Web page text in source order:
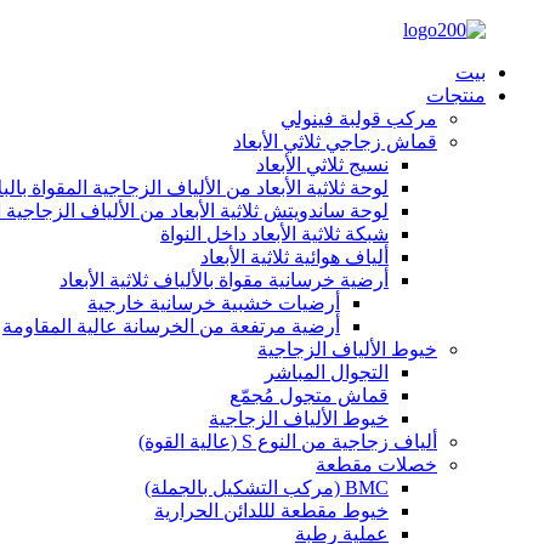
بيت
منتجات
مركب قولبة فينولي
قماش زجاجي ثلاثي الأبعاد
نسيج ثلاثي الأبعاد
لوحة ثلاثية الأبعاد من الألياف الزجاجية المقواة
لوحة ساندويتش ثلاثية الأبعاد من الألياف الزجاجية
شبكة ثلاثية الأبعاد داخل النواة
ألياف هوائية ثلاثية الأبعاد
أرضية خرسانية مقواة بالألياف ثلاثية الأبعاد
أرضيات خشبية خرسانية خارجية
أرضية مرتفعة من الخرسانة عالية المقاومة
خيوط الألياف الزجاجية
التجوال المباشر
قماش متجول مُجمّع
خيوط الألياف الزجاجية
ألياف زجاجية من النوع S (عالية القوة)
خصلات مقطعة
BMC (مركب التشكيل بالجملة)
خيوط مقطعة لللدائن الحرارية
عملية رطبة